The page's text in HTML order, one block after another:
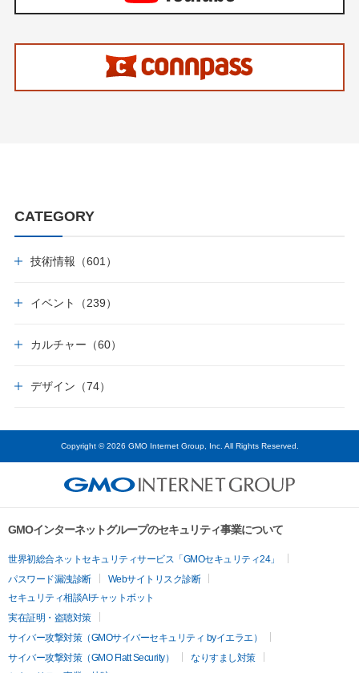
CATEGORY
技術情報（601）
イベント（239）
カルチャー（60）
デザイン（74）
Copyright © 2026 GMO Internet Group, Inc. All Rights Reserved.
GMOインターネットグループのセキュリティ事業について
世界初総合ネットセキュリティサービス「GMOセキュリティ24」
パスワード漏洩診断
Webサイトリスク診断
セキュリティ相談AIチャットボット
実在証明・盗聴対策
サイバー攻撃対策（GMOサイバーセキュリティ byイエラエ）
サイバー攻撃対策（GMO Flatt Security）
なりすまし対策